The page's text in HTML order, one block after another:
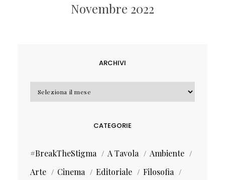
Novembre 2022
ARCHIVI
Archivi
CATEGORIE
#BreakTheStigma A Tavola
Ambiente
Arte
Cinema Editoriale
Filosofia